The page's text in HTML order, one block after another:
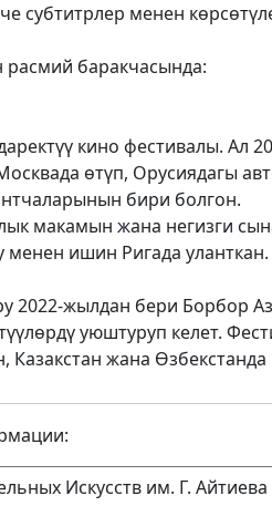
субтитрлер менен
баракчасында:
кино фестивалы. Ал
өтүп, Орусиядагы
бири болгон.
макамын жана негизги
менен ишин Ригада уланткан.
2022-жылдан бери Борбор
уюштуруп келет.
жана Өзбекстанда
Искусств им. Г. Айтиева